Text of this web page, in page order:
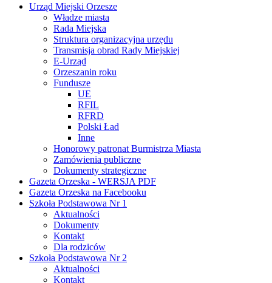
Urząd Miejski Orzesze
Władze miasta
Rada Miejska
Struktura organizacyjna urzędu
Transmisja obrad Rady Miejskiej
E-Urząd
Orzeszanin roku
Fundusze
UE
RFIL
RFRD
Polski Ład
Inne
Honorowy patronat Burmistrza Miasta
Zamówienia publiczne
Dokumenty strategiczne
Gazeta Orzeska - WERSJA PDF
Gazeta Orzeska na Facebooku
Szkoła Podstawowa Nr 1
Aktualności
Dokumenty
Kontakt
Dla rodziców
Szkoła Podstawowa Nr 2
Aktualności
Kontakt